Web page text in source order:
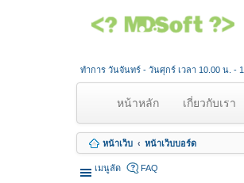
ทำการ วันจันทร์ - วันศุกร์ เวลา 10.00 น. -
หน้าหลัก(
u
r
เกี่ยวกับเรา
หน้าเว็บ หน้าเว็บบอร์ด
เมนูลัด FAQ